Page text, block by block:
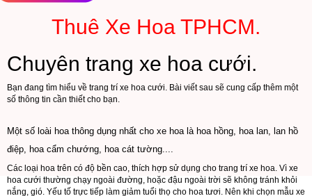
Thuê Xe Hoa TPHCM.
Chuyên trang xe hoa cưới.
Bạn đang tìm hiểu về trang trí xe hoa cưới. Bài viết sau sẽ cung cấp thêm một
số thông tin cần thiết cho bạn.
Một số loài hoa thông dụng nhất cho xe hoa là hoa hồng, hoa lan, lan hồ
điệp, hoa cẩm chướng, hoa cát tường....
Các loại hoa trên có độ bền cao, thích hợp sử dụng cho trang trí xe hoa. Vì xe
hoa cưới thường chạy ngoài đường, hoặc đậu ngoài trời sẽ không tránh khỏi
nắng, gió. Yếu tố trực tiếp làm giảm tuổi thọ cho hoa tươi. Nên khi chọn mẫu xe